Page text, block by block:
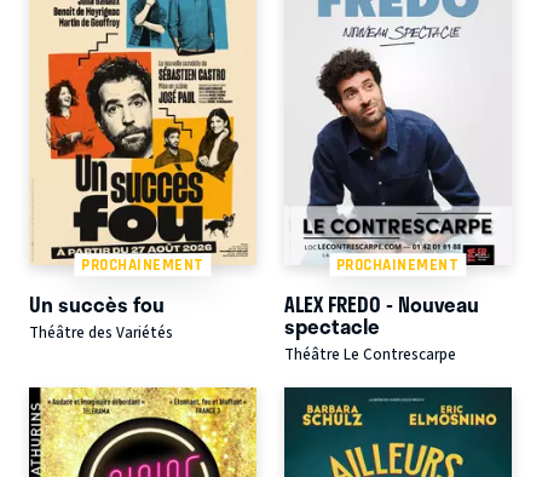
PROCHAINEMENT
Un succès fou
Théâtre des Variétés
PROCHAINEMENT
ALEX FREDO - Nouveau
spectacle
Théâtre Le Contrescarpe